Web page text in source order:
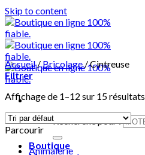
Skip to content
Recherche pour :
Boutique
Accueil /Bricolage /Cintreuse
Filtrer
Affichage de 1–12 sur 15 résultats
Parcourir
Animalerie